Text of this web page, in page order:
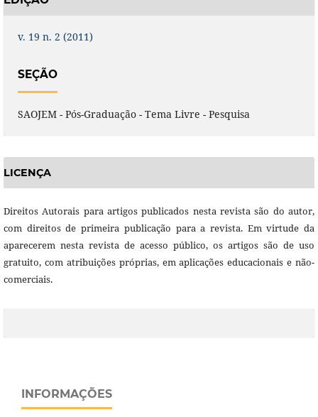
v. 19 n. 2 (2011)
SEÇÃO
SAOJEM - Pós-Graduação - Tema Livre - Pesquisa
LICENÇA
Direitos Autorais para artigos publicados nesta revista são do autor,
com direitos de primeira publicação para a revista. Em virtude da
aparecerem nesta revista de acesso público, os artigos são de uso
gratuito, com atribuições próprias, em aplicações educacionais e não-
comerciais.
INFORMAÇÕES